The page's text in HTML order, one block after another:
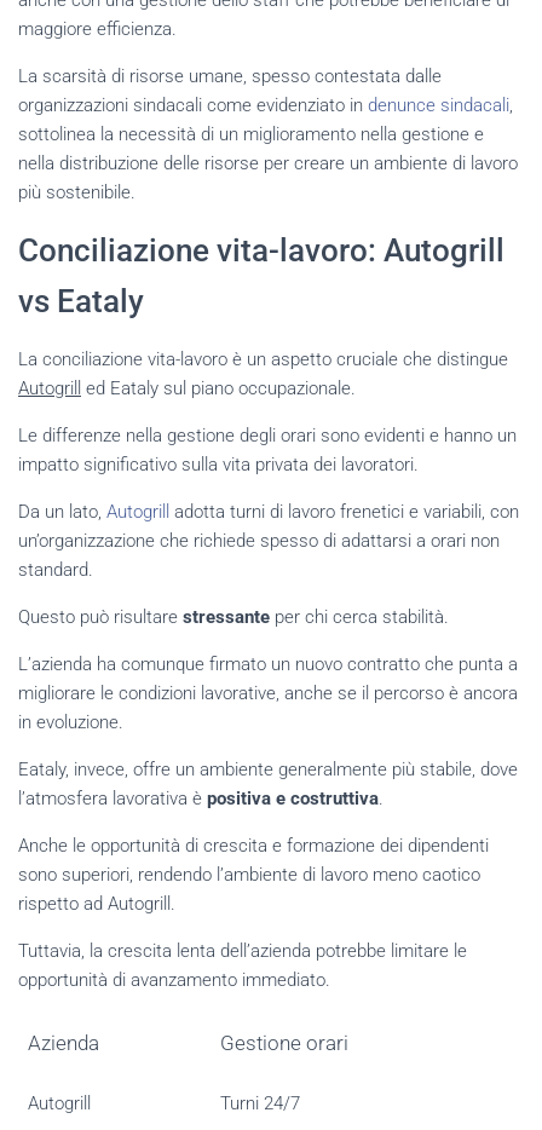
maggiore efficienza.
La scarsità di risorse umane, spesso contestata dalle
organizzazioni sindacali come evidenziato in denunce sindacali,
sottolinea la necessità di un miglioramento nella gestione e
nella distribuzione delle risorse per creare un ambiente di lavoro
più sostenibile.
Conciliazione vita-lavoro: Autogrill
vs Eataly
La conciliazione vita-lavoro è un aspetto cruciale che distingue
Autogrill ed Eataly sul piano occupazionale.
Le differenze nella gestione degli orari sono evidenti e hanno un
impatto significativo sulla vita privata dei lavoratori.
Da un lato, Autogrill adotta turni di lavoro frenetici e variabili, con
un’organizzazione che richiede spesso di adattarsi a orari non
standard.
Questo può risultare stressante per chi cerca stabilità.
L’azienda ha comunque firmato un nuovo contratto che punta a
migliorare le condizioni lavorative, anche se il percorso è ancora
in evoluzione.
Eataly, invece, offre un ambiente generalmente più stabile, dove
l’atmosfera lavorativa è positiva e costruttiva.
Anche le opportunità di crescita e formazione dei dipendenti
sono superiori, rendendo l’ambiente di lavoro meno caotico
rispetto ad Autogrill.
Tuttavia, la crescita lenta dell’azienda potrebbe limitare le
opportunità di avanzamento immediato.
Azienda Gestione orari
Autogrill Turni 24/7